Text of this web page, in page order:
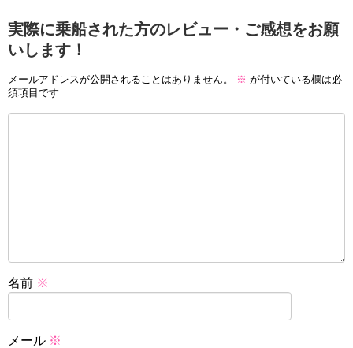
実際に乗船された方のレビュー・ご感想をお願
いします！
メールアドレスが公開されることはありません。 ※ が付いている欄は必
須項目です
名前 ※
メール ※